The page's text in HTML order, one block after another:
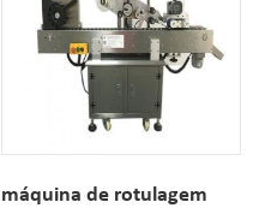
máquina de rotulagem